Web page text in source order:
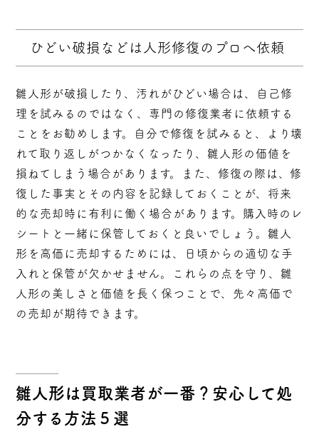
ひどい破損などは人形修復のプロへ依頼
雛人形が破損したり、汚れがひどい場合は、自己修
理を試みるのではなく、専門の修復業者に依頼する
ことをお勧めします。自分で修復を試みると、より壊
れて取り返しがつかなくなったり、雛人形の価値を
損ねてしまう場合があります。また、修復の際は、修
復した事実とその内容を記録しておくことが、将来
的な売却時に有利に働く場合があります。購入時のレ
シートと一緒に保管しておくと良いでしょう。雛人
形を高価に売却するためには、日頃からの適切な手
入れと保管が欠かせません。これらの点を守り、雛
人形の美しさと価値を長く保つことで、先々高価で
の売却が期待できます。
雛人形は買取業者が一番？安心して処
分する方法５選